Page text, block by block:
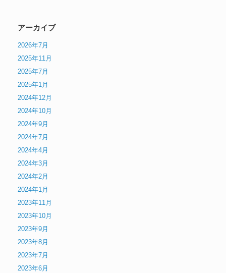
アーカイブ
2026年7月
2025年11月
2025年7月
2025年1月
2024年12月
2024年10月
2024年9月
2024年7月
2024年4月
2024年3月
2024年2月
2024年1月
2023年11月
2023年10月
2023年9月
2023年8月
2023年7月
2023年6月